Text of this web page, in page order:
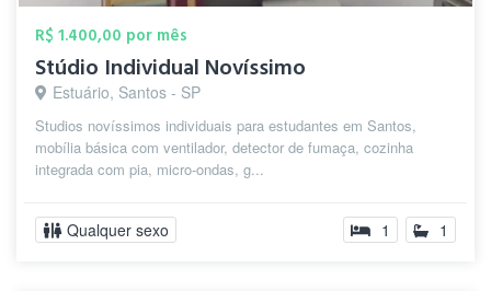
R$ 1.400,00 por mês
Stúdio Individual Novíssimo
Estuário, Santos - SP
Studios novíssimos individuais para estudantes em Santos,
mobília básica com ventilador, detector de fumaça, cozinha
integrada com pia, micro-ondas, g...
Qualquer sexo 1 1